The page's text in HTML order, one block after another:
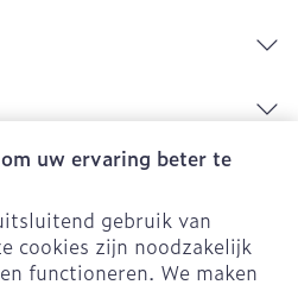
uw ervaring beter te
gebruik van
cookies zijn noodzakelijk
functioneren. We maken